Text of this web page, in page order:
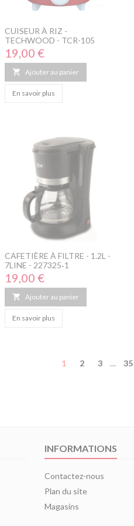
CUISEUR À RIZ -
TECHWOOD - TCR-105
Prix
19,00 €
 Ajouter au panier
En savoir plus
CAFETIÈRE À FILTRE - 1.2L -
7LINE - 227325‑1
Prix
19,00 €
 Ajouter au panier
En savoir plus
1 2 3 … 35
INFORMATIONS
Contactez-nous
Plan du site
Magasins